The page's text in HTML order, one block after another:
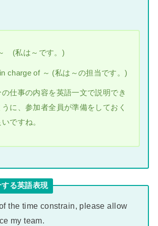
(私は～です。)
in charge of ～ (私は～の担当です。)
の仕事の内容を英語一文で説明でき
うに、参加者全員が準備をしておく
ですね。
る英語表現
the time constrain, please allow
my team.